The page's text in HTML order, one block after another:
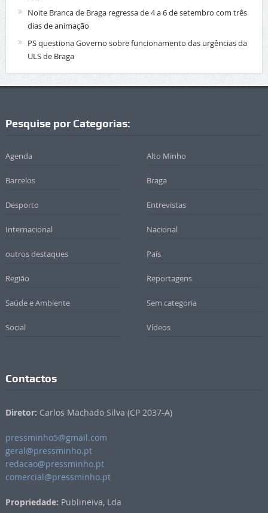
Noite Branca de Braga regressa de 4 a 6 de setembro com três
dias de animação
PS questiona Governo sobre funcionamento das urgências da
ULS de Braga
Pesquise por Categorias:
Agenda Alto Minho
Barcelos Braga
Desporto Entrevistas
Internacional Nacional
outros destaques País
Região Reportagens
Saúde e Ambiente Sem categoria
Social Vídeos
Contactos
Diretor: Carlos Machado Silva (CP 2037-A)
pressminho5@gmail.com
geral@pressminho.pt
redacao@pressminho.pt
comercial@pressminho.pt
Propriedade: Publineiva, Lda